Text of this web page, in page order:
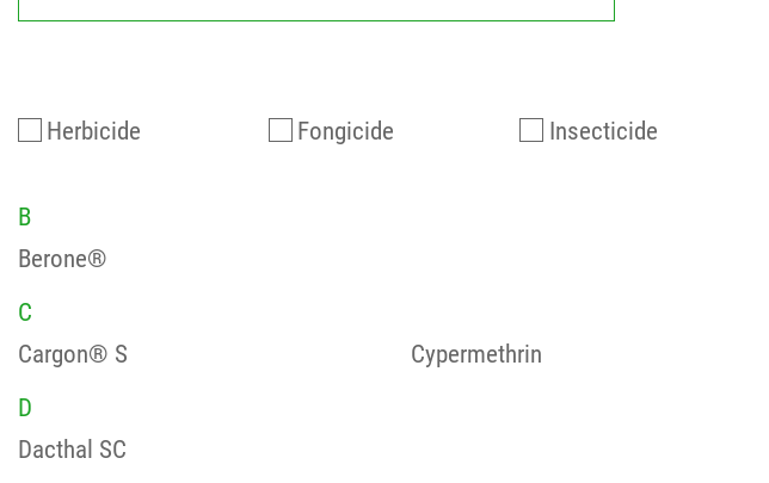
Herbicide Fongicide Insecticide
B
Berone®
C
Cargon® S
Cypermethrin
D
Dacthal SC